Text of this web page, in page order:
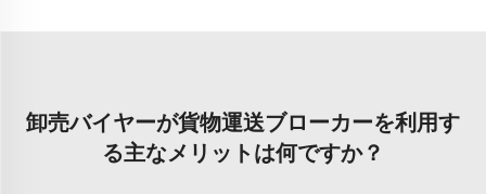
卸売バイヤーが貨物運送ブローカーを利用す
る主なメリットは何ですか？